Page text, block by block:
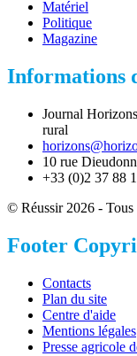
Matériel
Politique
Magazine
Informations
Journal
rural
10 rue
+33 (0)2 37 88
© Réussir 2026 - Tous
Footer
Contacts
Plan du site
Centre d'aide
Mentions légales
Presse agricole